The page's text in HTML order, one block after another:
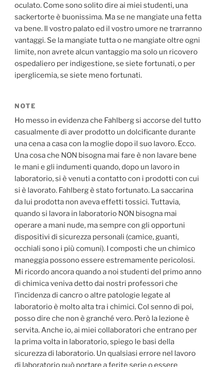
oculato. Come sono solito dire ai miei studenti, una
sackertorte è buonissima. Ma se ne mangiate una fetta
va bene. Il vostro palato ed il vostro umore ne trarranno
vantaggi. Se la mangiate tutta o ne mangiate oltre ogni
limite, non avrete alcun vantaggio ma solo un ricovero
ospedaliero per indigestione, se siete fortunati, o per
iperglicemia, se siete meno fortunati.
NOTE
Ho messo in evidenza che Fahlberg si accorse del tutto
casualmente di aver prodotto un dolcificante durante
una cena a casa con la moglie dopo il suo lavoro. Ecco.
Una cosa che NON bisogna mai fare è non lavare bene
le mani e gli indumenti quando, dopo un lavoro in
laboratorio, si è venuti a contatto con i prodotti con cui
si è lavorato. Fahlberg è stato fortunato. La saccarina
da lui prodotta non aveva effetti tossici. Tuttavia,
quando si lavora in laboratorio NON bisogna mai
operare a mani nude, ma sempre con gli opportuni
dispositivi di sicurezza personali (camice, guanti,
occhiali sono i più comuni). I composti che un chimico
maneggia possono essere estremamente pericolosi.
Mi ricordo ancora quando a noi studenti del primo anno
di chimica veniva detto dai nostri professori che
l’incidenza di cancro o altre patologie legate al
laboratorio è molto alta tra i chimici. Col senno di poi,
posso dire che non è granché vero. Però la lezione è
servita. Anche io, ai miei collaboratori che entrano per
la prima volta in laboratorio, spiego le basi della
sicurezza di laboratorio. Un qualsiasi errore nel lavoro